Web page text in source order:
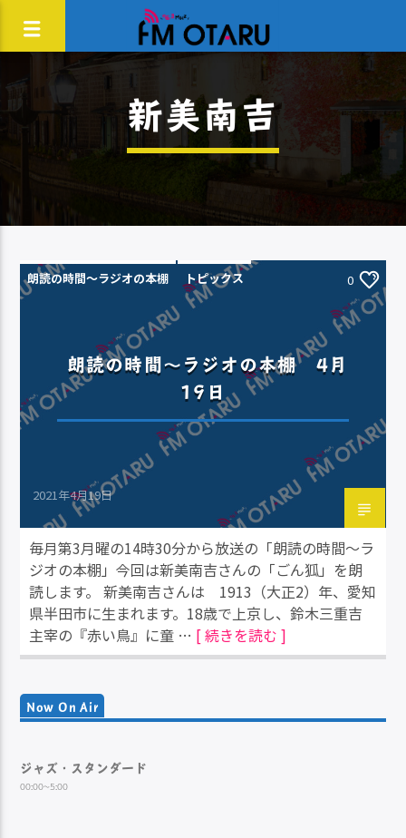
新美南吉
朗読の時間～ラジオの本棚 トピックス 0
朗読の時間～ラジオの本棚 4月
19日
2021年4月19日
毎月第3月曜の14時30分から放送の「朗読の時間～ラ
ジオの本棚」今回は新美南吉さんの「ごん狐」を朗
読します。 新美南吉さんは 1913（大正2）年、愛知
県半田市に生まれます。18歳で上京し、鈴木三重吉
主宰の『赤い鳥』に童 … [ 続きを読む ]
Now On Air
ジャズ・スタンダード
00:00~5:00